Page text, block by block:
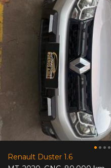
Renault Duster 1.6